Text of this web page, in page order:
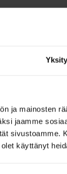
ja mainosten
jaamme
sivustoamme.
käyttänyt